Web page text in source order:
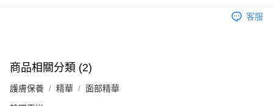
相關說明
銀行匯款 請將存款存到以下銀行帳戶，並於存款單據寫上訂單編號後電郵至
eshop@colourmix-cosmetics.com** **我們不會處理沒有提供存款單據的訂
送貨方式
客服
商品相關分類 (2)
護膚保養 精華 面部精華